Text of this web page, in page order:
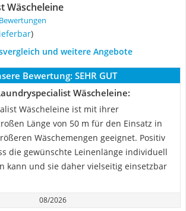
Wäscheleine
)
und weitere Angebote
Bewertung: SEHR GUT
Wäscheleine:
Wäscheleine ist mit ihrer
Länge von 50 m für den Einsatz in
Wäschemengen geeignet. Positiv
die gewünschte Leinenlänge individuell
kann und sie daher vielseitig einsetzbar
08/2026